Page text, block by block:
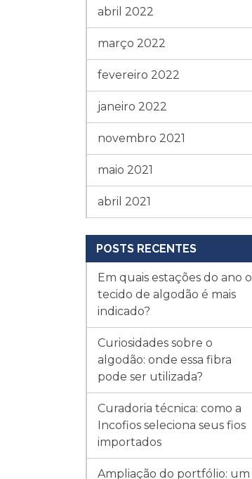
abril 2022
março 2022
fevereiro 2022
janeiro 2022
novembro 2021
maio 2021
abril 2021
POSTS RECENTES
Em quais estações do ano o
tecido de algodão é mais
indicado?
Curiosidades sobre o
algodão: onde essa fibra
pode ser utilizada?
Curadoria técnica: como a
Incofios seleciona seus fios
importados
Ampliação do portfólio: um